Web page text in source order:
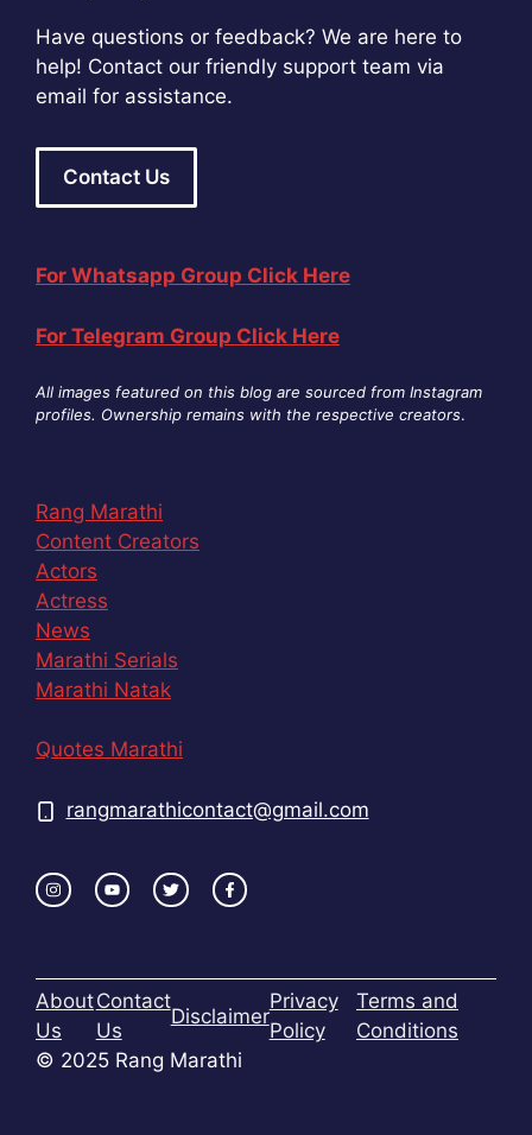
Have questions or feedback? We are here to
help! Contact our friendly support team via
email for assistance.
Contact Us
For Whatsapp Group Click Here
For Telegram Group Click Here
All images featured on this blog are sourced from Instagram
profiles. Ownership remains with the respective creators.
Rang Marathi
Content Creators
Actors
Actress
News
Marathi Serials
Marathi Natak
Quotes Marathi
rangmarathicontact@gmail.com
About
Us
Contact
Us
Disclaimer
Privacy
Policy
Terms and
Conditions
© 2025 Rang Marathi